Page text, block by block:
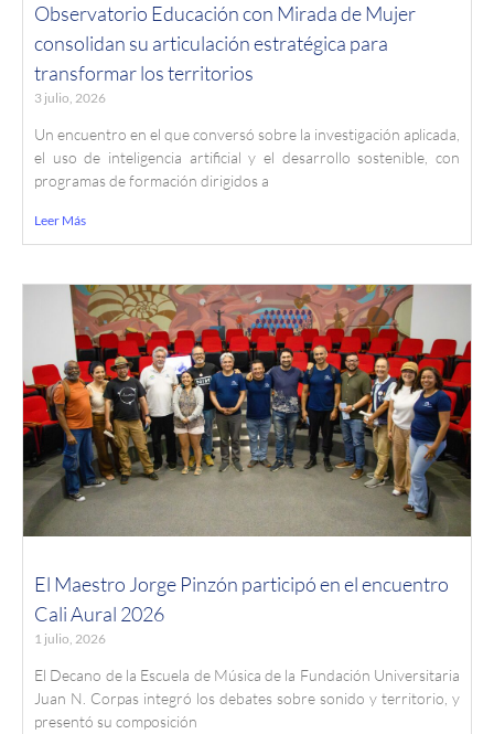
Observatorio Educación con Mirada de Mujer
consolidan su articulación estratégica para
transformar los territorios
3 julio, 2026
Un encuentro en el que conversó sobre la investigación aplicada,
el uso de inteligencia artificial y el desarrollo sostenible, con
programas de formación dirigidos a
Leer Más
El Maestro Jorge Pinzón participó en el encuentro
Cali Aural 2026
1 julio, 2026
El Decano de la Escuela de Música de la Fundación Universitaria
Juan N. Corpas integró los debates sobre sonido y territorio, y
presentó su composición